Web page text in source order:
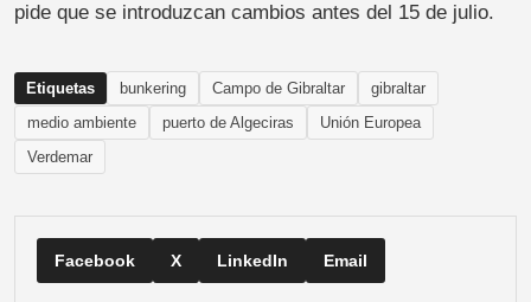
pide que se introduzcan cambios antes del 15 de julio.
Etiquetas bunkering Campo de Gibraltar
gibraltar
medio ambiente
puerto de Algeciras
Unión Europea
Verdemar
Facebook X LinkedIn Email